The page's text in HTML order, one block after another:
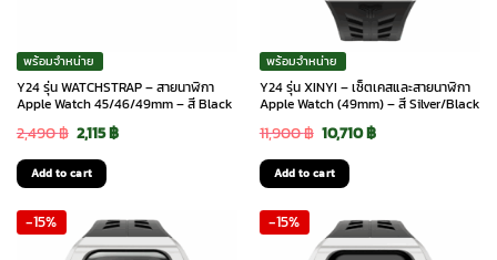
พร้อมจำหน่าย
Y24 รุ่น WATCHSTRAP – สายนาฬิกา
Apple Watch 45/46/49mm – สี Black
2,490฿ Original
price
was:
2,490 ฿.
2,115฿Current
2,115 ฿.
Add to cart
พร้อมจำหน่าย
Y24 รุ่น XINYI – เซ็ตเคสและสายนาฬิกา
Apple Watch (49mm) – สี Silver/Black
11,900฿ Original
price
was:
11,900 ฿.
10,710฿Current
10,710 ฿.
Add to cart
-15% -15%